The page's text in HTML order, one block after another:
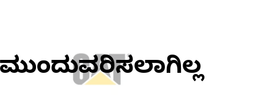
ಮುಂದುವರಿಸಲಾಗಿಲ್ಲ